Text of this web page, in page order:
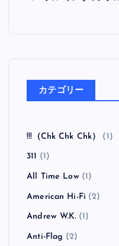
カテゴリー
!!!（Chk Chk Chk） (1)
311 (1)
All Time Low(1)
American Hi-Fi (2)
Andrew W.K. (1)
Anti-Flag (2)